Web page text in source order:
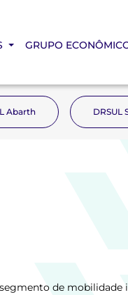
GRUPO
Abarth DRSUL
de